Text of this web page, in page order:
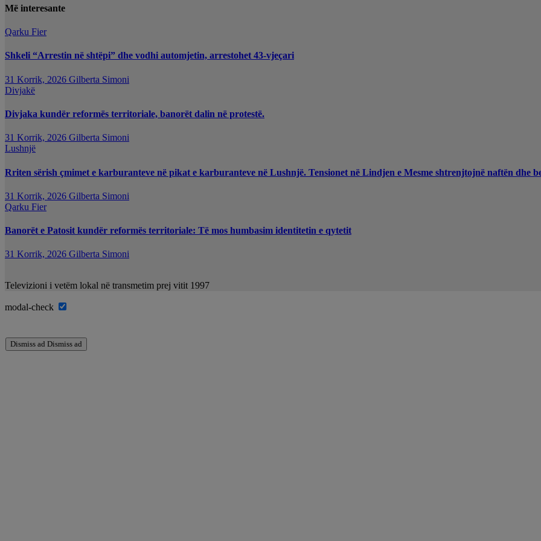
Më interesante
Qarku Fier
Shkeli “Arrestin në shtëpi” dhe vodhi automjetin, arrestohet 43-vjeçari
31 Korrik, 2026 Gilberta Simoni
Divjakë
Divjaka kundër reformës territoriale, banorët dalin në protestë.
31 Korrik, 2026 Gilberta Simoni
Lushnjë
Rriten sërish çmimet e karburanteve në pikat e karburanteve në Lushnjë. Tensionet në Lindjen e Mesme shtrenjtojnë naftën dhe
31 Korrik, 2026 Gilberta Simoni
Qarku Fier
Banorët e Patosit kundër reformës territoriale: Të mos humbasim identitetin e qytetit
31 Korrik, 2026 Gilberta Simoni
Televizioni i vetëm lokal në transmetim prej vitit 1997
modal-check
Dismiss ad Dismiss ad